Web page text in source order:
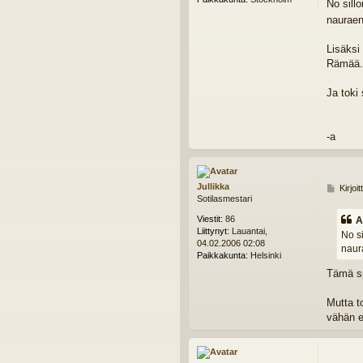
No
Lisäksi
Ja toki
-a
Jullikka
Sotilasmestari
Viestit: 86
Liittynyt: Lauantai,
04.02.2006 02:08
Paikkakunta: Helsinki
V
e
No
Tämä
Mutta
vähän